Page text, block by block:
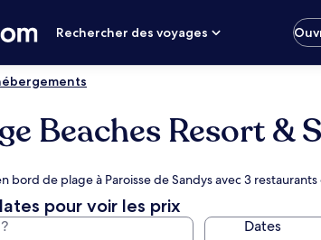
Rechercher des voyages
Beaches Resort &
bord de plage à Paroisse de Sandys avec 3
pour voir les prix
Dates